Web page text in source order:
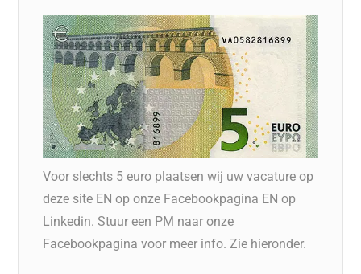
Voor slechts 5 euro plaatsen wij uw vacature op
deze site EN op onze Facebookpagina EN op
Linkedin. Stuur een PM naar onze
Facebookpagina voor meer info. Zie hieronder.